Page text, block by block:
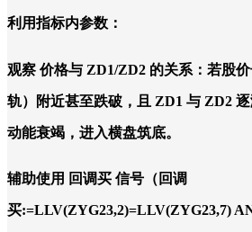
利用指标内参数：
观察 价格与 ZD1/ZD2 的关系：若股
轨）附近甚至跌破，且 ZD1 与 ZD2
动能衰竭，进入横盘筑底。
辅助使用 回调买 信号（回调
买:=LLV(ZYG23,2)=LLV(ZYG23,7)